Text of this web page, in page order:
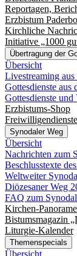
Reportagen,
Erzbistum
Kirchliche
Initiative „1000
Übertragung der
Übersicht
Livestreaming
Gottesdienste aus
Gottesdienste
Erzbistums-Shop
Freiwilligendienste
Synodaler Weg
Übersicht
Nachrichten zum
Beschlusstexte
Weltweiter
Diözesaner Weg
FAQ zum
Kirchen-
Bistumsmagazin
Liturgie-Kalender
Themenspecials